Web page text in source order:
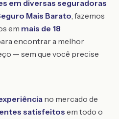
em diversas seguradoras
Mais Barato, fazemos
em mais de 18
encontrar a melhor
— sem que você precise
no mercado de
satisfeitos em todo o